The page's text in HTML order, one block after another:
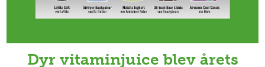
Dyr vitaminjuice blev årets